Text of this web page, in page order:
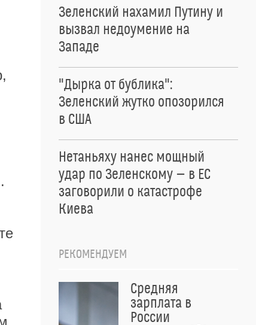
Зеленский нахамил Путину и
вызвал недоумение на
Западе
"Дырка от бублика":
Зеленский жутко опозорился
в США
Нетаньяху нанес мощный
удар по Зеленскому — в ЕС
заговорили о катастрофе
Киева
РЕКОМЕНДУЕМ
Средняя
зарплата в
России